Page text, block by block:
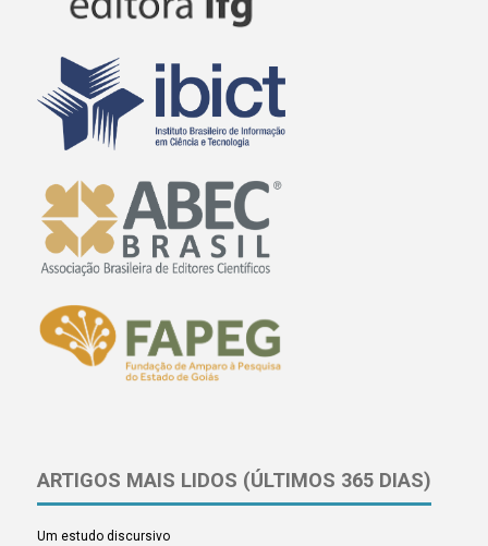
ARTIGOS MAIS LIDOS (ÚLTIMOS 365 DIAS)
Um estudo discursivo